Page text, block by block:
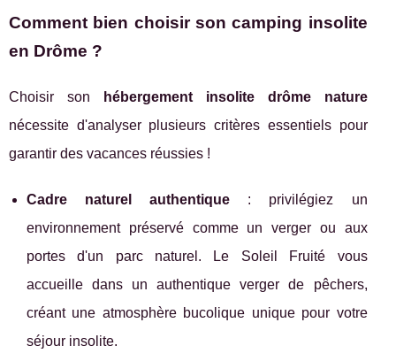
Comment bien choisir son camping insolite
en Drôme ?
Choisir son
hébergement insolite drôme nature
nécessite d'analyser plusieurs critères essentiels pour
garantir des vacances réussies !
Cadre naturel authentique : privilégiez un
environnement préservé comme un verger ou aux
portes d'un parc naturel. Le Soleil Fruité vous
accueille dans un authentique verger de pêchers,
créant une atmosphère bucolique unique pour votre
séjour insolite.